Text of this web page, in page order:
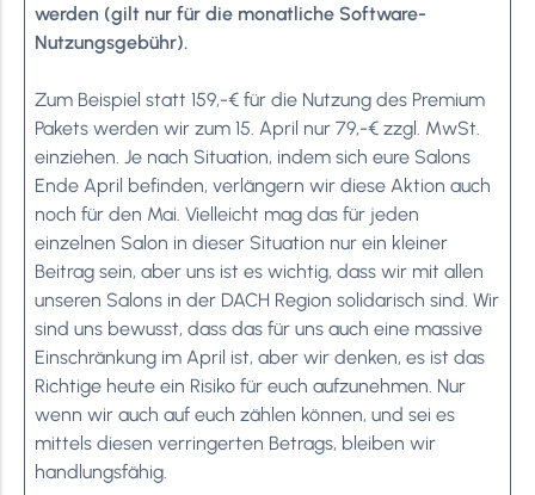
werden (gilt nur für die monatliche Software-
Nutzungsgebühr).
Zum Beispiel statt 159,-€ für die Nutzung des Premium
Pakets werden wir zum 15. April nur 79,-€ zzgl. MwSt.
einziehen. Je nach Situation, indem sich eure Salons
Ende April befinden, verlängern wir diese Aktion auch
noch für den Mai. Vielleicht mag das für jeden
einzelnen Salon in dieser Situation nur ein kleiner
Beitrag sein, aber uns ist es wichtig, dass wir mit allen
unseren Salons in der DACH Region solidarisch sind. Wir
sind uns bewusst, dass das für uns auch eine massive
Einschränkung im April ist, aber wir denken, es ist das
Richtige heute ein Risiko für euch aufzunehmen. Nur
wenn wir auch auf euch zählen können, und sei es
mittels diesen verringerten Betrags, bleiben wir
handlungsfähig.